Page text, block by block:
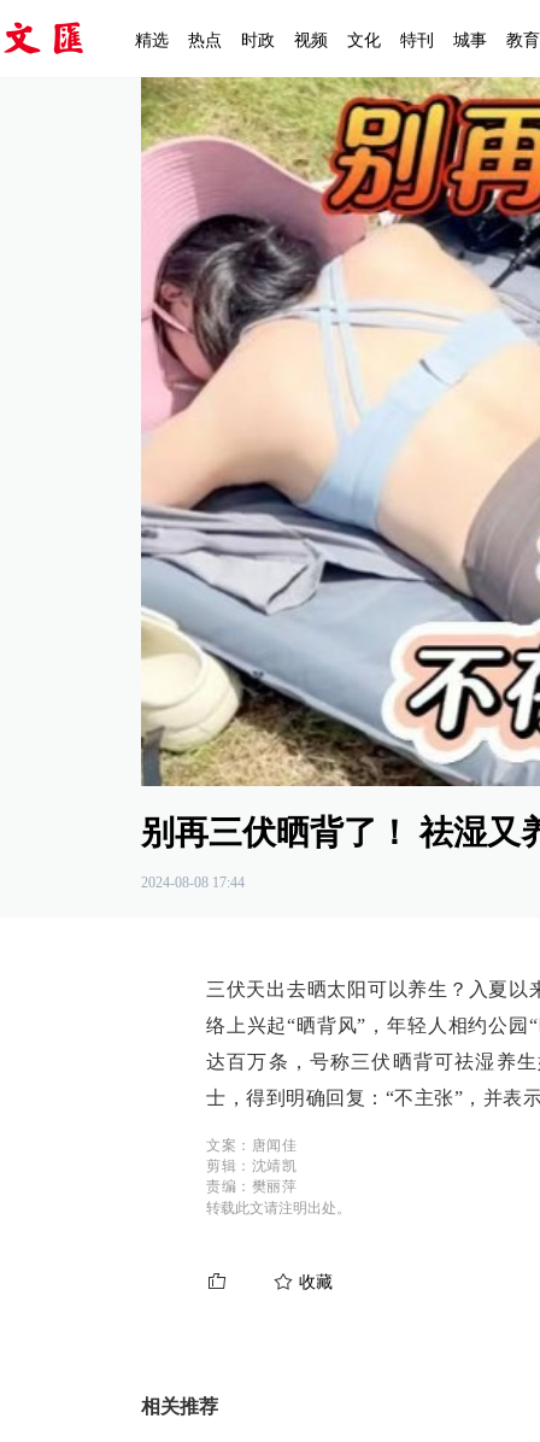
精选 热点 时政 视频 文化 特刊 城事 教育
00:00/00:31
别再三伏晒背了！ 祛湿又
2024-08-08 17:44
三伏天出去晒太阳可以养生？入夏以
络上兴起“晒背风”，年轻人相约公园
达百万条，号称三伏晒背可祛湿养
士，得到明确回复：“不主张”，并表
文案：唐闻佳
剪辑：沈靖凯
责编：樊丽萍
转载此文请注明出处。
收藏
相关推荐